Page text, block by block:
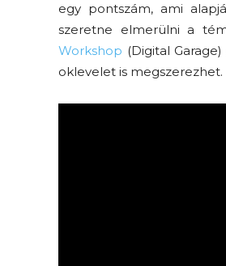
egy pontszám, ami
szeretne elmerülni a
Workshop (Digital
oklevelet is megszerezhet.